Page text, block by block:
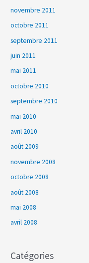
novembre 2011
octobre 2011
septembre 2011
juin 2011
mai 2011
octobre 2010
septembre 2010
mai 2010
avril 2010
août 2009
novembre 2008
octobre 2008
août 2008
mai 2008
avril 2008
Catégories